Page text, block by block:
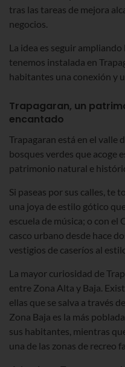
tras las tareas de mejora
negocios.
La idea es seguir
tenemos instalada en
habitantes una conexión y
Trapagaran, un
encantado
Trapagaran está en el valle
bosques verdes que acoge
patrimonio natural e
Si paseas por sus calles, te
una joya de estilo gótico
escuela de música; o con el
casco urbano desde hace
vestigios de caseríos al
La mayor curiosidad de
entre Zona Alta y Baja.
ellas que se salva a través
Zona Baja es la más
sus habitantes, mientras
una de las zonas de recreo